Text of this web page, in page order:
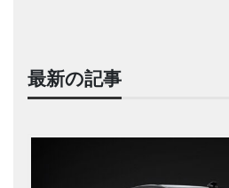
最新の記事